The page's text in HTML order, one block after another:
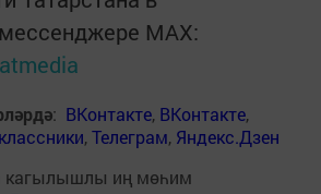
MАХ:
: ВКонтакте, ВКонтакте,
,Телеграм, Яндекс.Дзен
иң мөһим